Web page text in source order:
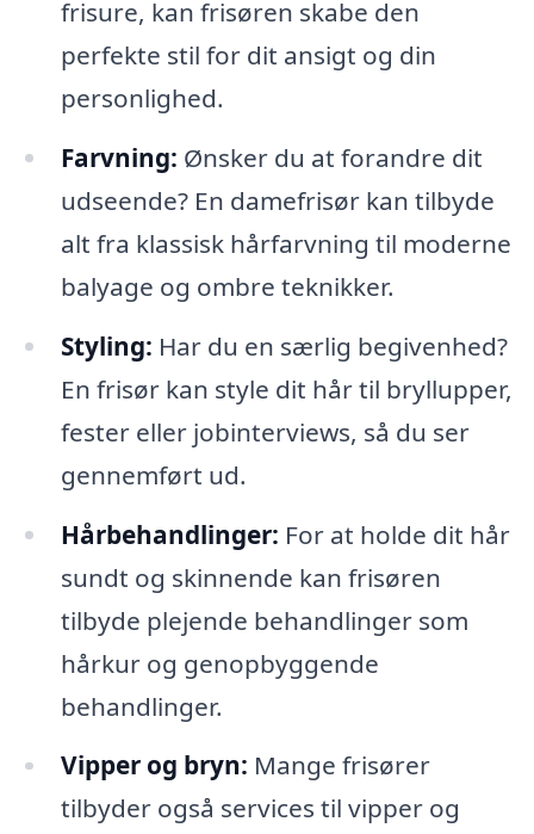
frisure, kan frisøren skabe den
perfekte stil for dit ansigt og din
personlighed.
Farvning: Ønsker du at forandre dit
udseende? En damefrisør kan tilbyde
alt fra klassisk hårfarvning til moderne
balyage og ombre teknikker.
Styling: Har du en særlig begivenhed?
En frisør kan style dit hår til bryllupper,
fester eller jobinterviews, så du ser
gennemført ud.
Hårbehandlinger: For at holde dit hår
sundt og skinnende kan frisøren
tilbyde plejende behandlinger som
hårkur og genopbyggende
behandlinger.
Vipper og bryn: Mange frisører
tilbyder også services til vipper og